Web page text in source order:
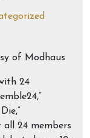
24
all 24 members